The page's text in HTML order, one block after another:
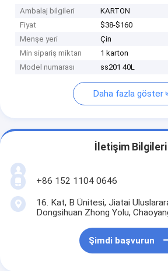
Ambalaj bilgileri
KARTON
Fiyat
$38-$160
Menşe yeri
Çin
Min sipariş miktarı
1 karton
Model numarası
ss201 40L
Daha fazla göster
İletişim Bilgileri
+86 152 1104 0646
16. Kat, B Ünitesi, Jiatai
Dongsihuan Zhong Yolu,
Şimdi başvurun